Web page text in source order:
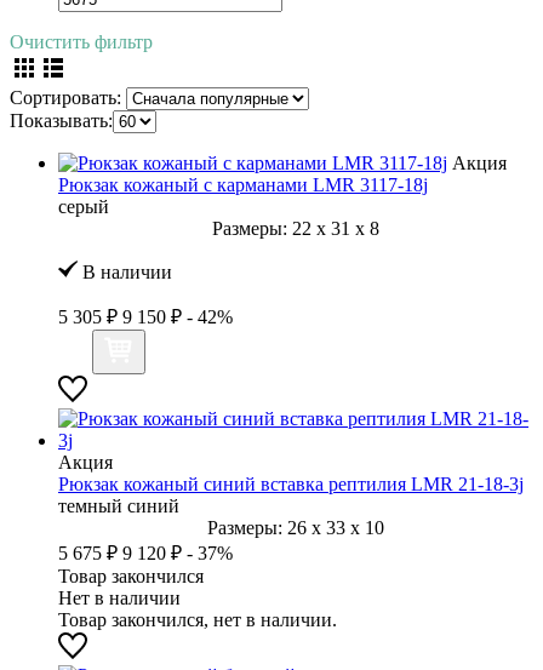
Очистить фильтр
Сортировать:
Показывать:
Акция
Рюкзак кожаный с карманами LMR 3117-18j
серый
Размеры: 22 x 31 x 8
В наличии
5 305 ₽ 9 150 ₽ - 42%
Акция
Рюкзак кожаный синий вставка рептилия LMR 21-18-3j
темный синий
Размеры: 26 x 33 x 10
5 675 ₽ 9 120 ₽ - 37%
Товар закончился
Нет в наличии
Товар закончился, нет в наличии.